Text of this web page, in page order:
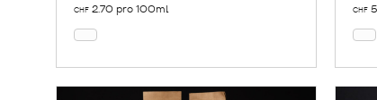
CHF 2.70 pro 100ml CHF